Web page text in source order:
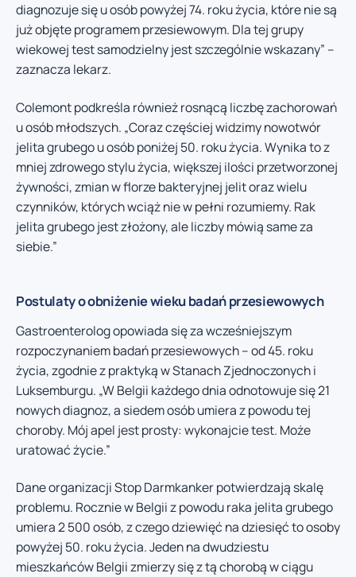
diagnozuje się u osób powyżej 74. roku życia, które nie są
już objęte programem przesiewowym. Dla tej grupy
wiekowej test samodzielny jest szczególnie wskazany” –
zaznacza lekarz.
Colemont podkreśla również rosnącą liczbę zachorowań
u osób młodszych. „Coraz częściej widzimy nowotwór
jelita grubego u osób poniżej 50. roku życia. Wynika to z
mniej zdrowego stylu życia, większej ilości przetworzonej
żywności, zmian w florze bakteryjnej jelit oraz wielu
czynników, których wciąż nie w pełni rozumiemy. Rak
jelita grubego jest złożony, ale liczby mówią same za
siebie.”
Postulaty o obniżenie wieku badań przesiewowych
Gastroenterolog opowiada się za wcześniejszym
rozpoczynaniem badań przesiewowych – od 45. roku
życia, zgodnie z praktyką w Stanach Zjednoczonych i
Luksemburgu. „W Belgii każdego dnia odnotowuje się 21
nowych diagnoz, a siedem osób umiera z powodu tej
choroby. Mój apel jest prosty: wykonajcie test. Może
uratować życie.”
Dane organizacji Stop Darmkanker potwierdzają skalę
problemu. Rocznie w Belgii z powodu raka jelita grubego
umiera 2 500 osób, z czego dziewięć na dziesięć to osoby
powyżej 50. roku życia. Jeden na dwudziestu
mieszkańców Belgii zmierzy się z tą chorobą w ciągu